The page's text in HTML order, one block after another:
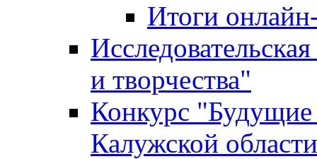
Итоги
и творчества"
Конкурс
Калужской области